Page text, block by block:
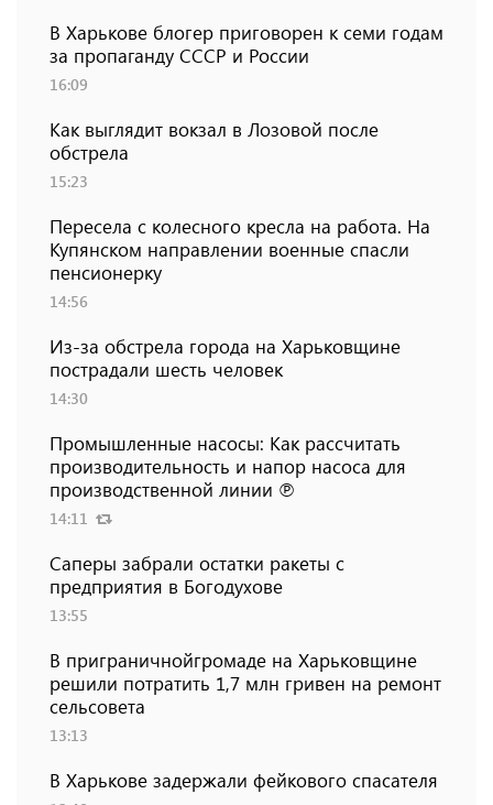
В Харькове блогер приговорен к семи годам
за пропаганду СССР и России
16:09
Как выглядит вокзал в Лозовой после
обстрела
15:23
Пересела с колесного кресла на работа. На
Купянском направлении военные спасли
пенсионерку
14:56
Из-за обстрела города на Харьковщине
пострадали шесть человек
14:30
Промышленные насосы: Как рассчитать
производительность и напор насоса для
производственной линии ℗
14:11
Саперы забрали остатки ракеты с
предприятия в Богодухове
13:55
В приграничнойгромаде на Харьковщине
решили потратить 1,7 млн ​​гривен на ремонт
сельсовета
13:13
В Харькове задержали фейкового спасателя